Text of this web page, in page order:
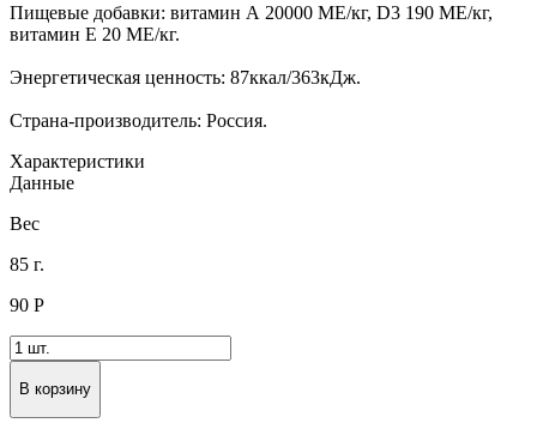
Пищевые добавки: витамин А 20000 МЕ/кг, D3 190 МЕ/кг,
витамин Е 20 МЕ/кг.
Энергетическая ценность: 87ккал/363кДж.
Страна-производитель: Россия.
Характеристики
Данные
Вес
85 г.
90 Р
В корзину